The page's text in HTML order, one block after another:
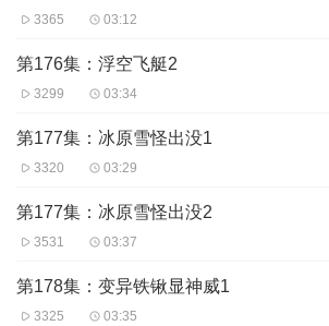
3365 03:12
第176集：浮空飞艇2
3299 03:34
第177集：冰原雪怪出没1
3320 03:29
第177集：冰原雪怪出没2
3531 03:37
第178集：变异铁锹显神威1
3325 03:35